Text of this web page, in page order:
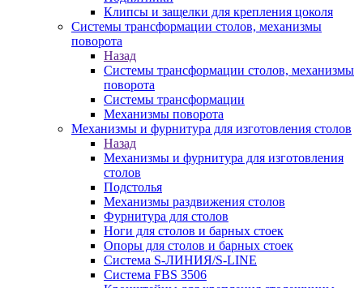
Клипсы и защелки для крепления цоколя
Системы трансформации столов, механизмы
поворота
Назад
Системы трансформации столов, механизмы
поворота
Системы трансформации
Механизмы поворота
Механизмы и фурнитура для изготовления столов
Назад
Механизмы и фурнитура для изготовления
столов
Подстолья
Механизмы раздвижения столов
Фурнитура для столов
Ноги для столов и барных стоек
Опоры для столов и барных стоек
Система S-ЛИНИЯ/S-LINE
Система FBS 3506